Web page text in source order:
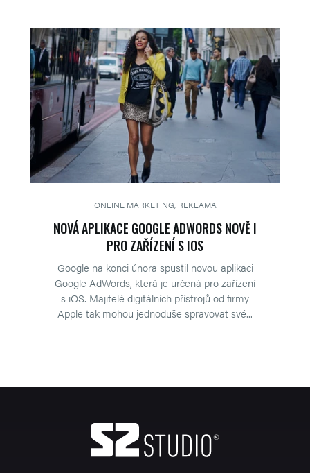
ONLINE MARKETING, REKLAMA
NOVÁ APLIKACE GOOGLE ADWORDS NOVĚ I
PRO ZAŘÍZENÍ S IOS
Google na konci února spustil novou aplikaci
Google AdWords, která je určená pro zařízení
s iOS. Majitelé digitálních přístrojů od firmy
Apple tak mohou jednoduše spravovat své...